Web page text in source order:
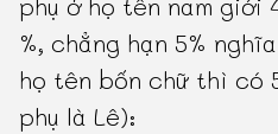
phụ ở họ tên nam
%, chẳng hạn 5%
họ tên bốn chữ thì có
phụ là Lê):